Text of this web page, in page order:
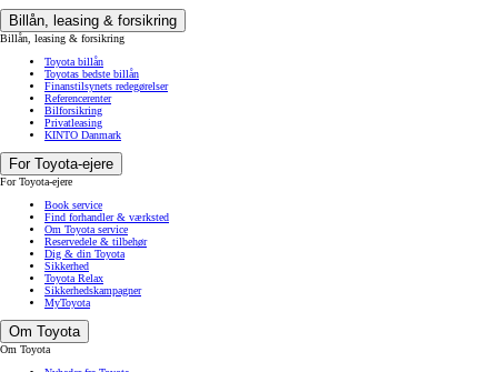
Billån, leasing & forsikring
Billån, leasing & forsikring
Toyota billån
Toyotas bedste billån
Finanstilsynets redegørelser
Referencerenter
Bilforsikring
Privatleasing
KINTO Danmark
For Toyota-ejere
For Toyota-ejere
Book service
Find forhandler & værksted
Om Toyota service
Reservedele & tilbehør
Dig & din Toyota
Sikkerhed
Toyota Relax
Sikkerhedskampagner
MyToyota
Om Toyota
Om Toyota